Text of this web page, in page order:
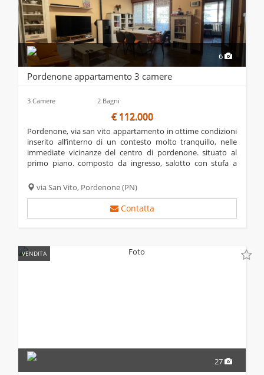
6
Pordenone appartamento 3 camere
3 Camere 2 Bagni
€ 112.000
pordenone, via san vito appartamento in ottime condizioni
inserito all’interno di un contesto molto tranquillo, nelle
immediate vicinanze del centro di pordenone. situato al
primo piano. composto da ingresso, salotto con stufa a
di elettrodomestici con...
via San Vito, Pordenone(PN)
Contatta
VENDITA
27